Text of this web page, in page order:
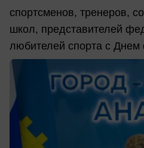
спортсменов, тренеров,
школ, представителей
любителей спорта с Днем